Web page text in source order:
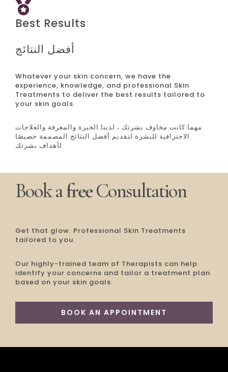
Best Results
أفضل النتائج
Whatever your skin concern, we have the
experience, knowledge, and professional Skin
Treatments to deliver the best results tailored to
your skin goals.
مهما كانت مخاوف بشرتك ، لدينا الخبرة والمعرفة والعلاجات
الاحترافية للبشرة لتقديم أفضل النتائج المصممة خصيصًا
لأهداف بشرتك
Book afreeConsultation
Get that glow. Professional Skin Treatments
tailored to you.
Our highly-trained team of Therapists can help
identify your concerns and tailor a treatment plan
based on your skin goals.
BOOK AN APPOINTMENT